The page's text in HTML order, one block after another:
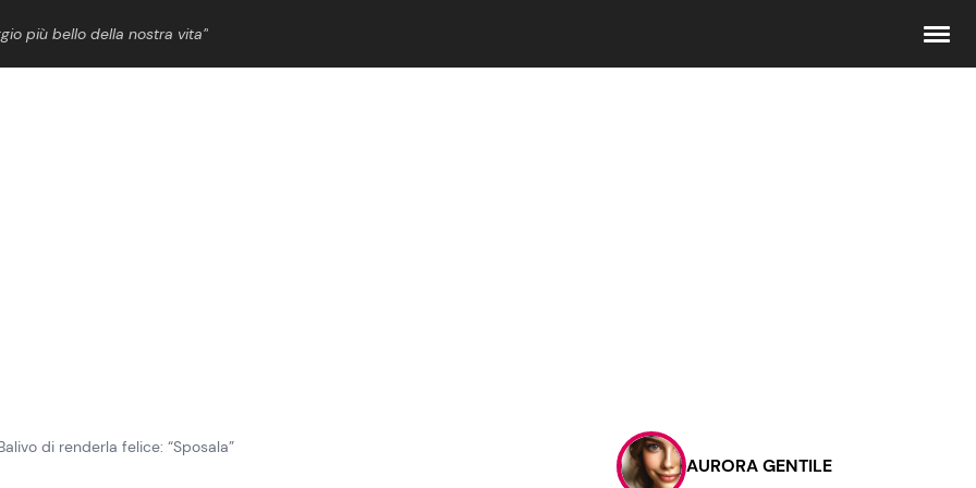
più bello della nostra vita”
Contattaci
Pubblicità
di renderla felice: “Sposala”
AURORA GENTILE